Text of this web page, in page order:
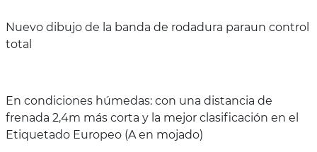
Nuevo dibujo de la banda de rodadura paraun control
total
En condiciones húmedas: con una distancia de
frenada 2,4m más corta y la mejor clasificación en el
Etiquetado Europeo (A en mojado)